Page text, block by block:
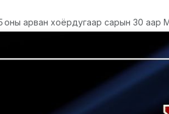
оны арван хоёрдугаар сарын 30 аар